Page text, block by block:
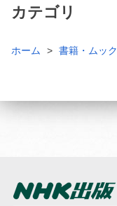
カテゴリ
ホーム 書籍・ムック